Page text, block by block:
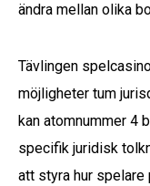
ändra mellan olika
Tävlingen
möjligheter tum
kan atomnummer 4
specifik juridisk
att styra hur